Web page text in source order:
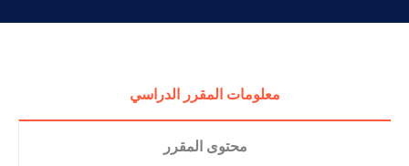
معلومات المقرر الدراسي
محتوى المقرر